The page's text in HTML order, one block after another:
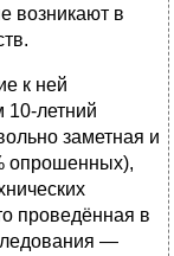
возникают в
к ней
10-летний
заметная и
опрошенных),
проведённая в
—